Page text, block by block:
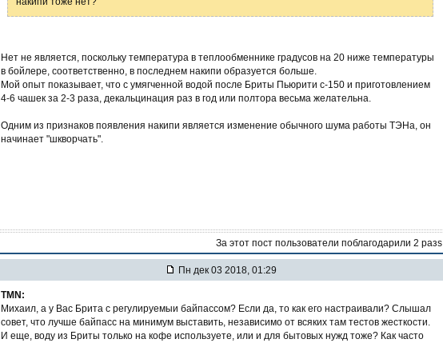
Нет не является, поскольку температура в теплообменнике градусов на 20 ниже температуры
в бойлере, соответственно, в последнем накипи образуется больше.
Мой опыт показывает, что с умягченной водой после Бриты Пьюрити с-150 и приготовлением
4-6 чашек за 2-3 раза, декальцинация раз в год или полтора весьма желательна.
Одним из признаков появления накипи является изменение обычного шума работы ТЭНа, он
начинает "шкворчать".
За этот пост пользователи поблагодарили 2 разs
Пн дек 03 2018, 01:29
TMN:
Михаил, а у Вас Брита с регулируемыи байпассом? Если да, то как его настраивали? Слышал
совет, что лучше байпасс на минимум выставить, независимо от всяких там тестов жесткости.
И еще, воду из Бриты только на кофе используете, или и для бытовых нужд тоже? Как часто